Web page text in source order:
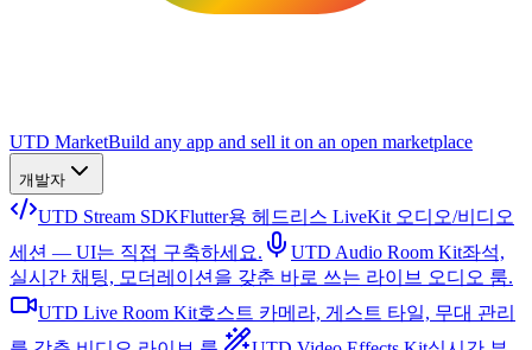
UTD MarketBuild any app and sell it on an open marketplace
개발자
UTD Stream SDKFlutter용 헤드리스 LiveKit 오디오/비디오
세션 — UI는 직접 구축하세요.
UTD Audio Room Kit좌석,
실시간 채팅, 모더레이션을 갖춘 바로 쓰는 라이브 오디오 룸.
UTD Live Room Kit호스트 카메라, 게스트 타일, 무대 관리